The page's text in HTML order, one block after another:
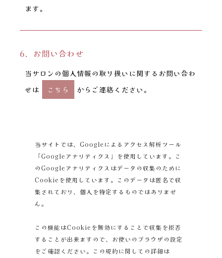
ます。
6．お問い合わせ
当サロンの個人情報の取り扱いに関するお問い合わ
せは
こちら からご連絡ください。
当サイトでは、Googleによるアクセス解析ツール
「Googleアナリティクス」を使用しています。こ
のGoogleアナリティクスはデータの収集のために
Cookieを使用しています。このデータは匿名で収
集されており、個人を特定するものではありませ
ん。
この機能はCookieを無効にすることで収集を拒否
することが出来ますので、お使いのブラウザの設定
をご確認ください。この規約に関しての詳細は